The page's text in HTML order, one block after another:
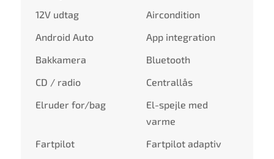
12V udtag
Aircondition
Android Auto
App integration
Bakkamera
Bluetooth
CD / radio
Centrallås
Elruder for/bag
El-spejle med
varme
Fartpilot
Fartpilot adaptiv